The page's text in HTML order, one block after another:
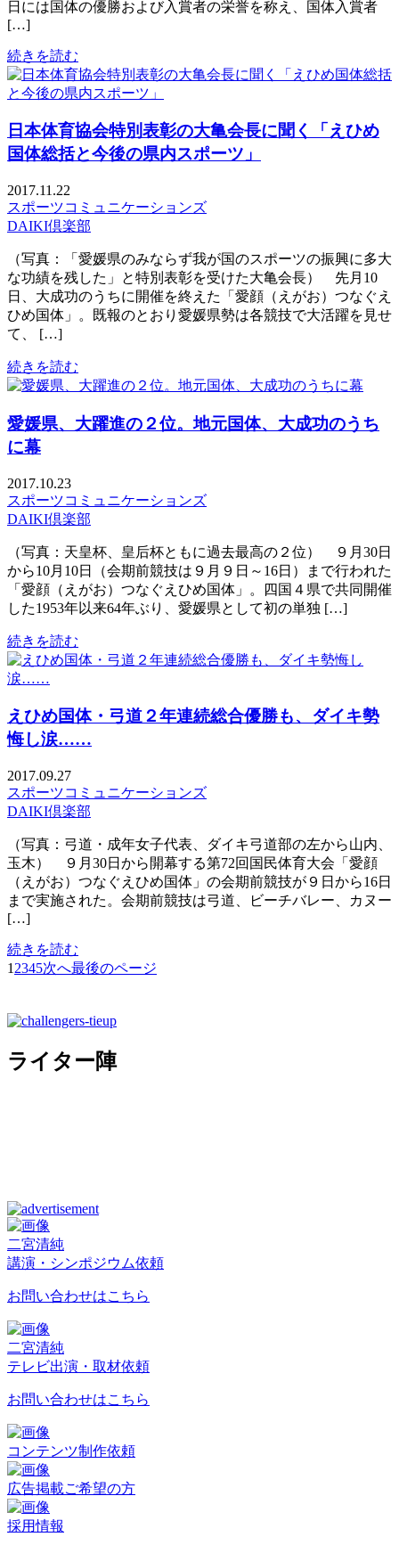
日には国体の優勝および入賞者の栄誉を称え、国体入賞者
[…]
続きを読む
日本体育協会特別表彰の大亀会長に聞く「えひめ
国体総括と今後の県内スポーツ」
2017.11.22
スポーツコミュニケーションズ
DAIKI倶楽部
（写真：「愛媛県のみならず我が国のスポーツの振興に多大
な功績を残した」と特別表彰を受けた大亀会長） 先月10
日、大成功のうちに開催を終えた「愛顔（えがお）つなぐえ
ひめ国体」。既報のとおり愛媛県勢は各競技で大活躍を見せ
て、 […]
続きを読む
愛媛県、大躍進の２位。地元国体、大成功のうち
に幕
2017.10.23
スポーツコミュニケーションズ
DAIKI倶楽部
（写真：天皇杯、皇后杯ともに過去最高の２位） ９月30日
から10月10日（会期前競技は９月９日～16日）まで行われた
「愛顔（えがお）つなぐえひめ国体」。四国４県で共同開催
した1953年以来64年ぶり、愛媛県として初の単独 […]
続きを読む
えひめ国体・弓道２年連続総合優勝も、ダイキ勢
悔し涙……
2017.09.27
スポーツコミュニケーションズ
DAIKI倶楽部
（写真：弓道・成年女子代表、ダイキ弓道部の左から山内、
玉木） ９月30日から開幕する第72回国民体育大会「愛顔
（えがお）つなぐえひめ国体」の会期前競技が９日から16日
まで実施された。会期前競技は弓道、ビーチバレー、カヌー
[…]
続きを読む
1 2345次へ最後のページ
ライター陣
二宮清純
講演・シンポジウム依頼
お問い合わせはこちら
二宮清純
テレビ出演・取材依頼
お問い合わせはこちら
コンテンツ制作依頼
広告掲載ご希望の方
採用情報